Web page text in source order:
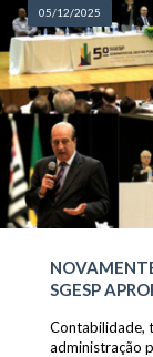
05/12/2025
SGESP
Contabilidade,
administração